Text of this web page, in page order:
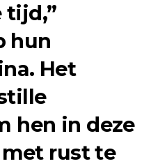
tijd,”
hun
Het
hen in deze
rust te